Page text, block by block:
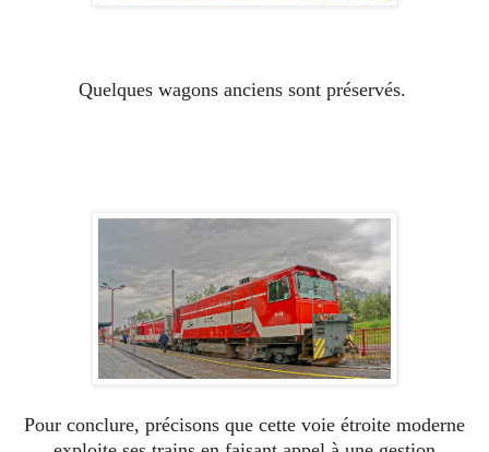
Quelques wagons anciens sont préservés.
Pour conclure, précisons que cette voie étroite moderne